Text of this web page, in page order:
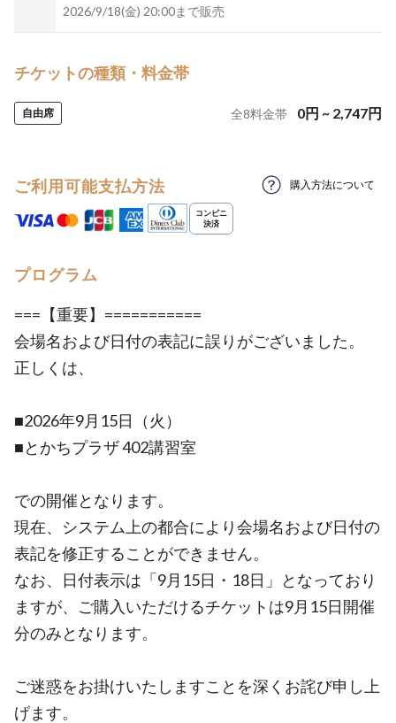
2026/9/18(金) 20:00まで販売
チケットの種類・料金帯
自由席 全8料金帯 0円 ~ 2,747円
ご利用可能支払方法 購入方法について
プログラム
===【重要】===========
会場名および日付の表記に誤りがございました。
正しくは、
■2026年9月15日（火）
■とかちプラザ 402講習室
での開催となります。
現在、システム上の都合により会場名および日付の
表記を修正することができません。
なお、日付表示は「9月15日・18日」となっており
ますが、ご購入いただけるチケットは9月15日開催
分のみとなります。
ご迷惑をお掛けいたしますことを深くお詫び申し上
げます。